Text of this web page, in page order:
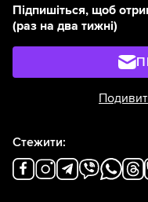
Підпишіться, щоб
(раз на два тижні)
Стежити: